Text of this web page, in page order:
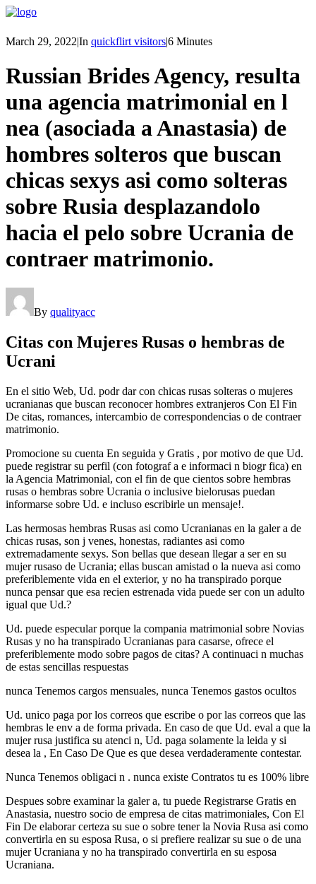
March 29, 2022|In quickflirt visitors|6 Minutes
Russian Brides Agency, resulta
una agencia matrimonial en l
nea (asociada a Anastasia) de
hombres solteros que buscan
chicas sexys asi­ como solteras
sobre Rusia desplazandolo
hacia el pelo sobre Ucrania de
contraer matrimonio.
By qualityacc
Citas con Mujeres Rusas o hembras de
Ucrani
En el sitio Web, Ud. podr dar con chicas rusas solteras o mujeres
ucranianas que buscan reconocer hombres extranjeros Con El Fin
De citas, romances, intercambio de correspondencias o de contraer
matrimonio.
Promocione su cuenta En seguida y Gratis , por motivo de que Ud.
puede registrar su perfil (con fotograf a e informaci n biogr fica) en
la Agencia Matrimonial, con el fin de que cientos sobre hembras
rusas o hembras sobre Ucrania o inclusive bielorusas puedan
informarse sobre Ud. e incluso escribirle un mensaje!.
Las hermosas hembras Rusas asi­ como Ucranianas en la galer a de
chicas rusas, son j venes, honestas, radiantes asi­ como
extremadamente sexys. Son bellas que desean llegar a ser en su
mujer rusaso de Ucrania; ellas buscan amistad o la nueva asi­ como
preferiblemente vida en el exterior, y no ha transpirado porque
nunca pensar que esa recien estrenada vida puede ser con un adulto
igual que Ud.?
Ud. puede especular porque la compania matrimonial sobre Novias
Rusas y no ha transpirado Ucranianas para casarse, ofrece el
preferiblemente modo sobre pagos de citas? A continuaci n muchas
de estas sencillas respuestas
nunca Tenemos cargos mensuales, nunca Tenemos gastos ocultos
Ud. unico paga por los correos que escribe o por las correos que las
hembras le env a de forma privada. En caso de que Ud. eval a que la
mujer rusa justifica su atenci n, Ud. paga solamente la leida y si
desea la , En Caso De Que es que desea verdaderamente contestar.
Nunca Tenemos obligaci n . nunca existe Contratos tu es 100% libre
Despues sobre examinar la galer a, tu puede Registrarse Gratis en
Anastasia, nuestro socio de empresa de citas matrimoniales, Con El
Fin De elaborar certeza su sue o sobre tener la Novia Rusa asi­ como
convertirla en su esposa Rusa, o si prefiere realizar su sue o de una
mujer Ucraniana y no ha transpirado convertirla en su esposa
Ucraniana.